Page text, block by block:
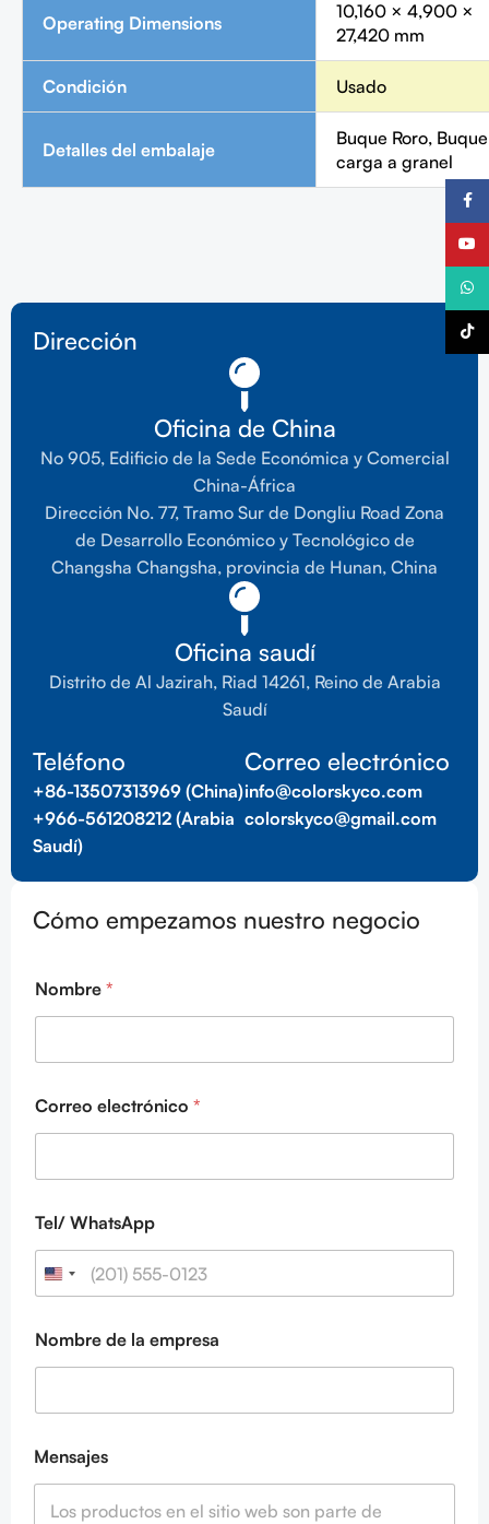
Operating Dimensions
10,160 × 4,900 ×
27,420 mm
Condición Usado
Detalles del embalaje
Buque Roro,
carga a granel
Dirección
Oficina de China
No 905, Edificio de la Sede Económica y Comercial
China-África
Dirección No. 77, Tramo Sur de Dongliu Road Zona
de Desarrollo Económico y Tecnológico de
Changsha Changsha, provincia de Hunan, China
Oficina saudí
Distrito de Al Jazirah, Riad 14261, Reino de Arabia
Saudí
Teléfono
+86-13507313969 (China)
+966-561208212 (Arabia
Saudí)
Correo electrónico
info@colorskyco.com
colorskyco@gmail.com
Cómo empezamos nuestro negocio
e
C
m
a
n
y
C
r
Nombre *
Correo electrónico *
Tel/ WhatsApp
Nombre de la empresa
Mensajes